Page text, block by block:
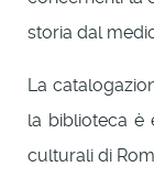
storia dal
La
la biblioteca è
culturali di